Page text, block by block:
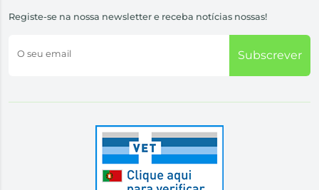
Registe-se na nossa newsletter e receba notícias nossas!
O seu email Subscrever